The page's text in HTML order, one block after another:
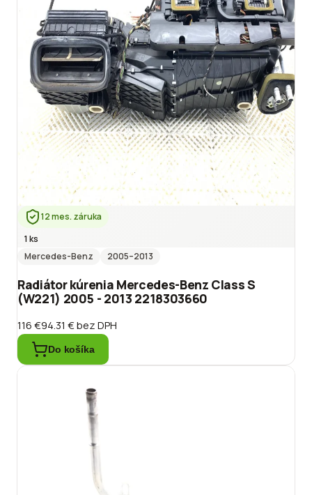
12 mes. záruka
1 ks
Mercedes-Benz
2005–2013
Radiátor kúrenia Mercedes-Benz Class S
(W221) 2005 - 2013 2218303660
116 €94.31 €bez DPH
Do košíka